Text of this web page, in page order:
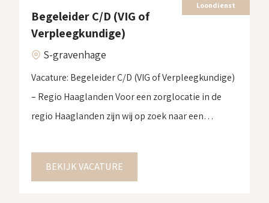
Loondienst
Begeleider C/D (VIG of
Verpleegkundige)
S-gravenhage
Vacature: Begeleider C/D (VIG of Verpleegkundige)
– Regio Haaglanden Voor een zorglocatie in de
regio Haaglanden zijn wij op zoek naar een
en wil jij een waardevolle bijdrage leveren aan de
ondersteuning van volwassenen met een
BEKIJK VACATURE